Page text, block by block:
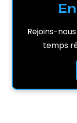
Rejoins-
temps